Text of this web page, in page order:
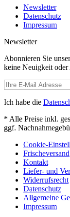
Newsletter
Datenschutz
Impressum
Newsletter
Abonnieren Sie
keine Neuigkeit
Ich habe die
* Alle Preise inkl.
ggf.
Cookie-
Frischeversand
Kontakt
Liefer- und
Widerrufsrecht
Datenschutz
Allgemeine
Impressum